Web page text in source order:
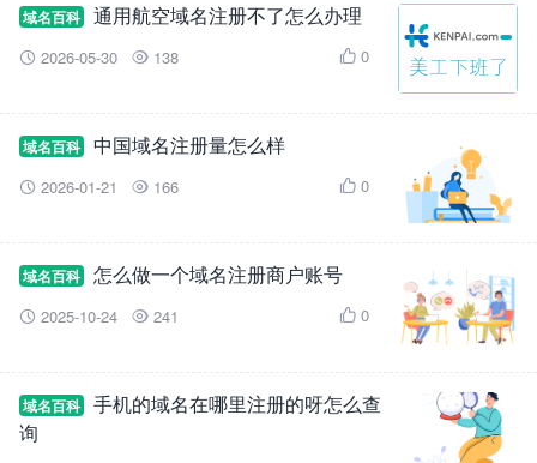
域名百科 通用航空域名注册不了怎么办理
 2026-05-30  138  0
域名百科 中国域名注册量怎么样
 2026-01-21  166  0
域名百科 怎么做一个域名注册商户账号
 2025-10-24  241  0
域名百科
手机的域名在哪里注册的呀怎么查
询